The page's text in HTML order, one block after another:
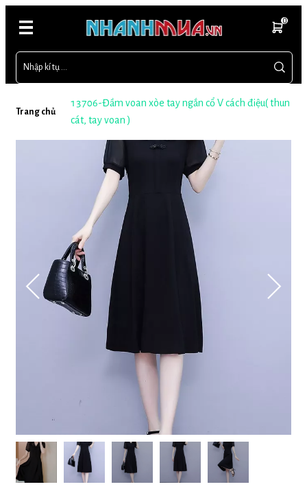
0
Trang chủ
13706-Đầm voan xòe tay ngắn cổ V cách điệu( thun
cát, tay voan )